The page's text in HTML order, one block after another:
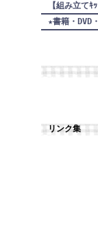
【組み立てｷｯ
★書籍・DVD
リンク集